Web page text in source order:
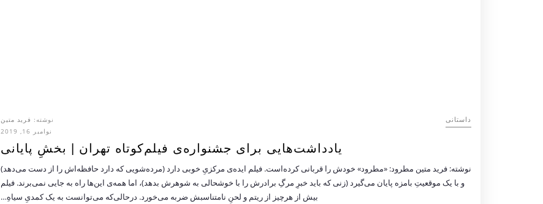
داستانی نوشته: فرید متین
نوامبر 16, 2019
یادداشت‌هایی برای جشنواره‌ی فیلم‌کوتاه تهران | بخشِ پایانی
نوشته: فرید متین مطرود: «مطرود» خودش را قربانی کرده‌است. فیلم ایده‌ی مرکزیِ خوبی دارد (مرده‌شویی که دارد حافظه‌اش را از دست می‌دهد)
و با یک موقعیتِ بامزه پایان می‌گیرد (زنی که باید خبرِ مرگِ برادرش را با خوشحالی به شوهرش بدهد)، اما همه‌ی این‌ها راه به جایی نمی‌برند. فیلم
بیش از هرچیز از ریتم و لحنِ نامتناسبش ضربه می‌خورد. درحالی‌که می‌توانست به یک کمدیِ سیاهِ…